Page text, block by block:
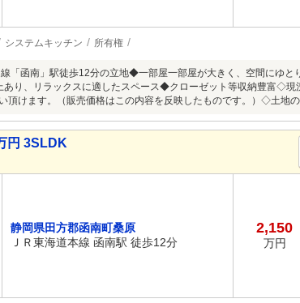
システムキッチン 所有権
「函南」駅徒歩12分の立地◆一部屋一部屋が大きく、空間にゆ
あり、リラックスに適したスペース◆クローゼット等収納豊富◇
頂けます。（販売価格はこの内容を反映したものです。）◇土地
円 3SLDK
静岡県田方郡函南町桑原
ＪＲ東海道本線 函南駅 徒歩12分
2,150
万円